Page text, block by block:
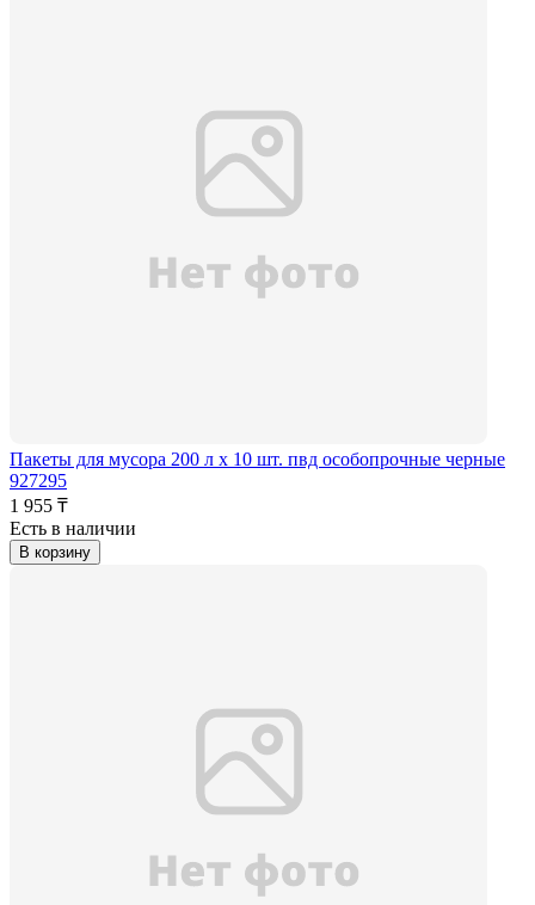
Пакеты для мусора 200 л х 10 шт. пвд особопрочные черные
927295
1 955 ₸
Есть в наличии
В корзину